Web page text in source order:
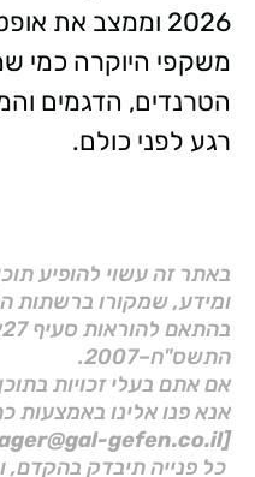
2026 וממצב את
משקפי היוקרה כמי
הטרנדים, הדגמים
רגע לפני כולם.
באתר זה עשוי להופיע
ומידע, שמקורו ברשתות
התשס"ח–2007.
אם אתם בעלי זכויות
אנא פנו אלינו באמצעות
[Manager@gal-gefen.co.il]
כל פנייה תיבדק בהקדם,